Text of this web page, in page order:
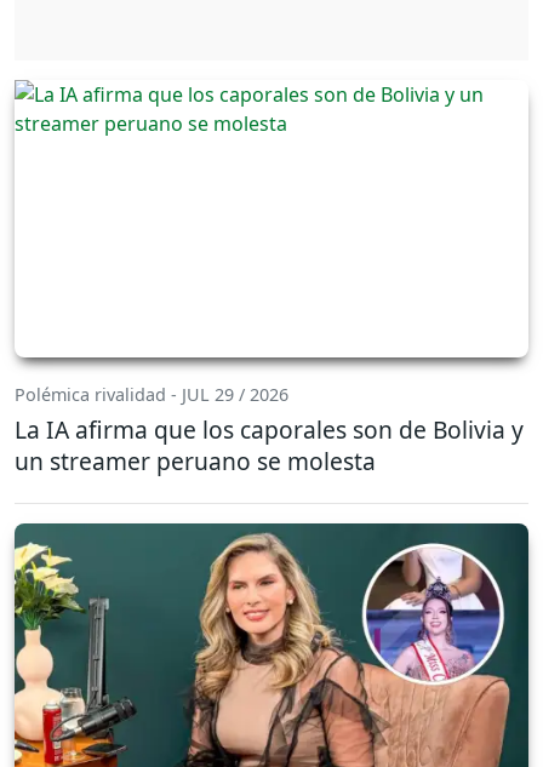
Polémica rivalidad - JUL 29 / 2026
La IA afirma que los caporales son de Bolivia y
un streamer peruano se molesta